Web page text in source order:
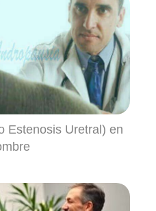
Estenosis Uretral) en